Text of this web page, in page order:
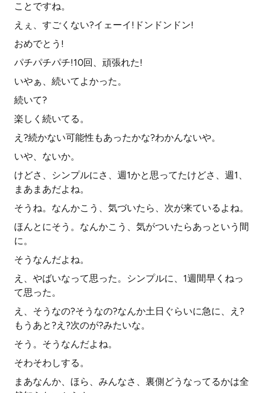
ことですね。
えぇ、すごくない?イェーイ!ドンドンドン!
おめでとう!
パチパチパチ!10回、頑張れた!
いやぁ、続いてよかった。
続いて?
楽しく続いてる。
え?続かない可能性もあったかな?わかんないや。
いや、ないか。
けどさ、シンプルにさ、週1かと思ってたけどさ、週1、
まあまあだよね。
そうね。なんかこう、気づいたら、次が来ているよね。
ほんとにそう。なんかこう、気がついたらあっという間
に。
そうなんだよね。
え、やばいなって思った。シンプルに、1週間早くねっ
て思った。
え、そうなの?そうなの?なんか土日ぐらいに急に、え?
もうあと?え?次のが?みたいな。
そう。そうなんだよね。
そわそわしする。
まあなんか、ほら、みんなさ、裏側どうなってるかは全